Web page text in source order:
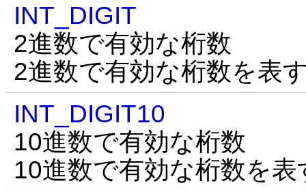
INT_DIGIT
2進数で有効な桁数
2進数で有効な桁数を表
INT_DIGIT10
10進数で有効な桁数
10進数で有効な桁数を